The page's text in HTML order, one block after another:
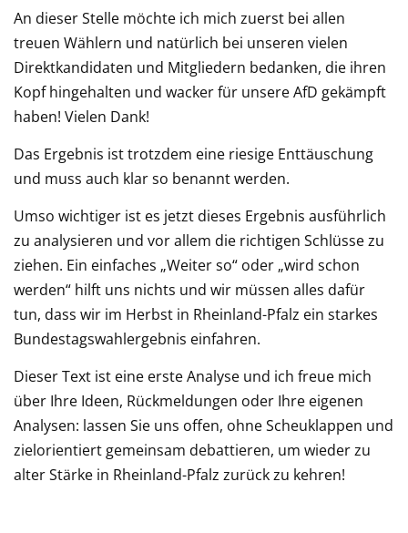
An dieser Stelle möchte ich mich zuerst bei allen
treuen Wählern und natürlich bei unseren vielen
Direktkandidaten und Mitgliedern bedanken, die ihren
Kopf hingehalten und wacker für unsere AfD gekämpft
haben! Vielen Dank!
Das Ergebnis ist trotzdem eine riesige Enttäuschung
und muss auch klar so benannt werden.
Umso wichtiger ist es jetzt dieses Ergebnis ausführlich
zu analysieren und vor allem die richtigen Schlüsse zu
ziehen. Ein einfaches „Weiter so“ oder „wird schon
werden“ hilft uns nichts und wir müssen alles dafür
tun, dass wir im Herbst in Rheinland-Pfalz ein starkes
Bundestagswahlergebnis einfahren.
Dieser Text ist eine erste Analyse und ich freue mich
über Ihre Ideen, Rückmeldungen oder Ihre eigenen
Analysen: lassen Sie uns offen, ohne Scheuklappen und
zielorientiert gemeinsam debattieren, um wieder zu
alter Stärke in Rheinland-Pfalz zurück zu kehren!